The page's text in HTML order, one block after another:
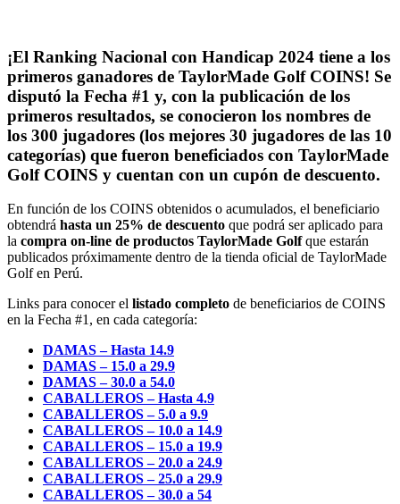
¡El Ranking Nacional con Handicap 2024 tiene a los
primeros ganadores de TaylorMade Golf COINS! Se
disputó la Fecha #1 y, con la publicación de los
primeros resultados, se conocieron los nombres de
los 300 jugadores (los mejores 30 jugadores de las 10
categorías) que fueron beneficiados con TaylorMade
Golf COINS y cuentan con un cupón de descuento.
En función de los COINS obtenidos o acumulados, el beneficiario
obtendrá hasta un 25% de descuento que podrá ser aplicado para
la compra on-line de productos TaylorMade Golfque estarán
publicados próximamente dentro de la tienda oficial de TaylorMade
Golf en Perú.
Links para conocer el listado completo de beneficiarios de COINS
en la Fecha #1, en cada categoría:
DAMAS – Hasta 14.9
DAMAS – 15.0 a 29.9
DAMAS – 30.0 a 54.0
CABALLEROS – Hasta 4.9
CABALLEROS – 5.0 a 9.9
CABALLEROS – 10.0 a 14.9
CABALLEROS – 15.0 a 19.9
CABALLEROS – 20.0 a 24.9
CABALLEROS – 25.0 a 29.9
CABALLEROS – 30.0 a 54